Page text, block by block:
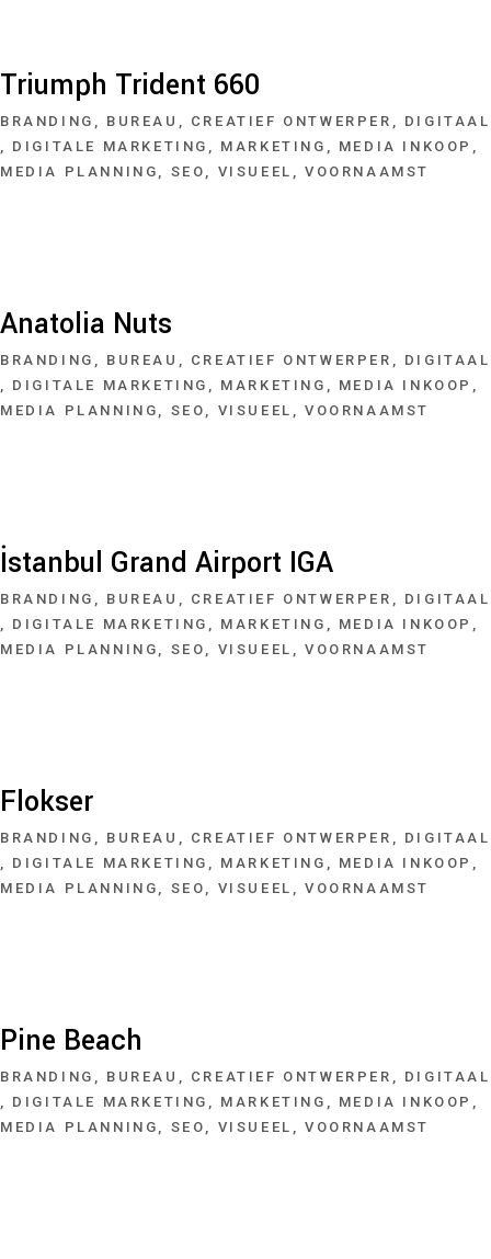
Triumph Trident 660
BRANDING BUREAU CREATIEF ONTWERPER
DIGITAAL
DIGITALE MARKETING
MARKETING
MEDIA INKOOP
MEDIA PLANNING
SEO VISUEEL VOORNAAMST
Anatolia Nuts
BRANDING BUREAU CREATIEF ONTWERPER
DIGITAAL
DIGITALE MARKETING
MARKETING
MEDIA INKOOP
MEDIA PLANNING
SEO VISUEEL VOORNAAMST
İstanbul Grand Airport IGA
BRANDING BUREAU CREATIEF ONTWERPER
DIGITAAL
DIGITALE MARKETING
MARKETING
MEDIA INKOOP
MEDIA PLANNING
SEO VISUEEL VOORNAAMST
Flokser
BRANDING BUREAU CREATIEF ONTWERPER
DIGITAAL
DIGITALE MARKETING
MARKETING
MEDIA INKOOP
MEDIA PLANNING
SEO VISUEEL VOORNAAMST
Pine Beach
BRANDING BUREAU CREATIEF ONTWERPER
DIGITAAL
DIGITALE MARKETING
MARKETING
MEDIA INKOOP
MEDIA PLANNING
SEO VISUEEL VOORNAAMST